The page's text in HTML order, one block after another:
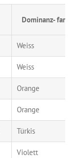
Dominanz-
Weiss
Weiss
Orange
Orange
Türkis
Violett